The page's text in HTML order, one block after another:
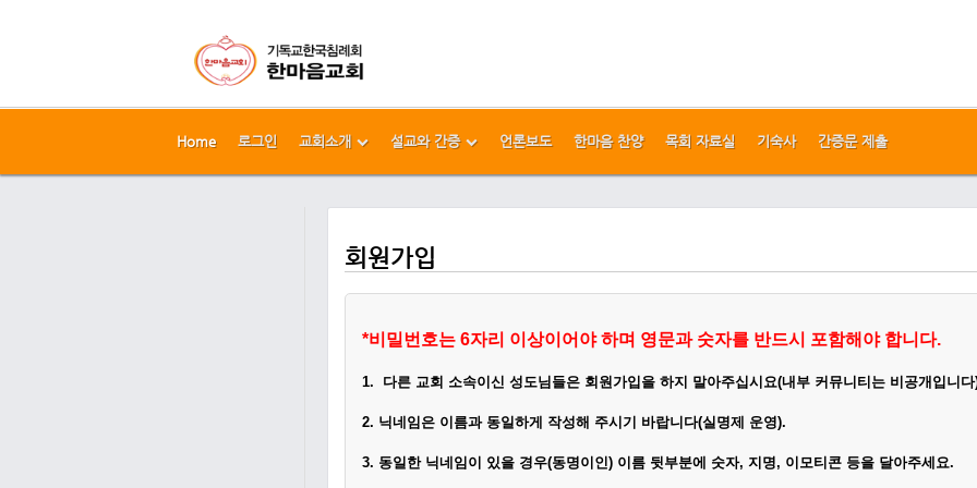
메뉴 건너뛰기
Home 로그인 교회소개 설교와 간증 언론보도 한마음 찬양 목회 자료실 기숙사 간증문 제출
본문시작
회원가입
*비밀번호는 6자리 이상이어야 하며 영문과 숫자를 반드시 포함해야 합니다.
1. 다른 교회 소속이신 성도님들은 회원가입을 하지 말아주십시요(내부 커뮤니티는 비공개입니다
2. 닉네임은 이름과 동일하게 작성해 주시기 바랍니다(실명제 운영).
3. 동일한 닉네임이 있을 경우(동명이인) 이름 뒷부분에 숫자, 지명, 이모티콘 등을 달아주세요.